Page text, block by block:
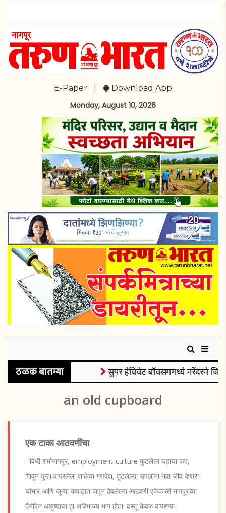
E-Paper Download App
Monday, August 10, 2026
ठळक बातम्या सुपर हेविवेट बॉक्सिंगमध्ये नरेंदरने
an old cupboard
एक टाका आठवणींचा
- विधी शर्मानागपूर, employment-culture फुटलेला चहाचा कप,
शिवून पुन्हा वापरलेला शाळेचा गणवेश, तुटलेल्या चपलांना नवा जीव देणारा
चांभार आणि जुन्या कपाटात जपून ठेवलेल्या आठवणी एकेकाळी नागपूरच्या
दैनंदिन आयुष्याचा हा अविभाज्य भाग होता. वस्तू केवळ वापरण्या